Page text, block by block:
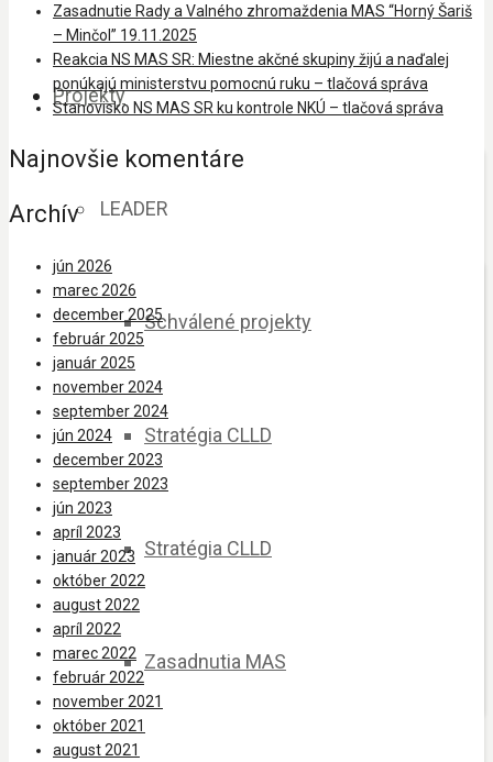
Projekty
LEADER
Schválené projekty
Stratégia CLLD
Stratégia CLLD
Zasadnutia MAS
Zasadnutie Rady a Valného zhromaždenia MAS “Horný Šariš
– Minčol” 19.11.2025
Reakcia NS MAS SR: Miestne akčné skupiny žijú a naďalej
ponúkajú ministerstvu pomocnú ruku – tlačová správa
Stanovisko NS MAS SR ku kontrole NKÚ – tlačová správa
Najnovšie komentáre
Archív
jún 2026
marec 2026
december 2025
február 2025
január 2025
november 2024
september 2024
jún 2024
december 2023
september 2023
jún 2023
apríl 2023
január 2023
október 2022
august 2022
apríl 2022
marec 2022
február 2022
november 2021
október 2021
august 2021